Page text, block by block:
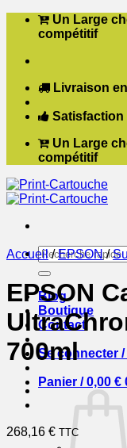
Passer Un Large
compétitif
Livraison
Satisfaction
Un Large
compétitif
Recherche
pour :
Blog
Boutique
Contact
Se connecter /
Panier /0,00 €
Accueil / EPSON /
EPSON
700ml
268,16 € TTC